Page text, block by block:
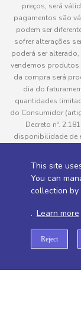
This site
You can
collection
. Learn more
Reject
preços, será
pagamentos são
podem ser
sofrer alterações
poderá ser
vendemos
da compra será
dia do
quantidades
do Consumidor
Decreto nº.
disponibilidade de
pedido do
cobrado. As fotos
divergência com